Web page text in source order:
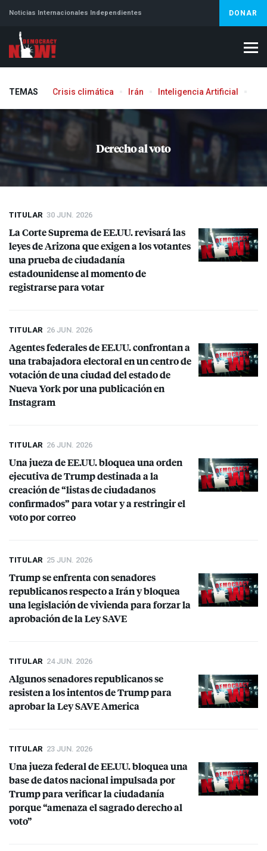
Noticias Internacionales Independientes DONAR
TEMAS Crisis climática Irán Inteligencia Artificial
Derecho al voto
TITULAR 30 JUN. 2026
La Corte Suprema de EE.UU. revisará las
leyes de Arizona que exigen a los votantes
una prueba de ciudadanía
estadounidense al momento de
registrarse para votar
TITULAR 26 JUN. 2026
Agentes federales de EE.UU. confrontan a
una trabajadora electoral en un centro de
votación de una ciudad del estado de
Nueva York por una publicación en
Instagram
TITULAR 26 JUN. 2026
Una jueza de EE.UU. bloquea una orden
ejecutiva de Trump destinada a la
creación de “listas de ciudadanos
confirmados” para votar y a restringir el
voto por correo
TITULAR 25 JUN. 2026
Trump se enfrenta con senadores
republicanos respecto a Irán y bloquea
una legislación de vivienda para forzar la
aprobación de la LeySAVE
TITULAR 24 JUN. 2026
Algunos senadores republicanos se
resisten a los intentos de Trump para
aprobar la LeySAVEAmerica
TITULAR 23 JUN. 2026
Una jueza federal de EE.UU. bloquea una
base de datos nacional impulsada por
Trump para verificar la ciudadanía
porque “amenaza el sagrado derecho al
voto”